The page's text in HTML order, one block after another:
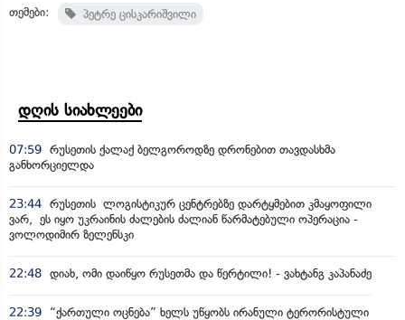
თემები: პეტრე ცისკარიშვილი
დღის სიახლეები
07:59 რუსეთის ქალაქ ბელგოროდზე დრონებით თავდასხმა
განხორციელდა
23:44 რუსეთის ლოგისტიკურ ცენტრებზე დარტყმებით კმაყოფილი
ვარ, ეს იყო უკრაინის ძალების ძალიან წარმატებული ოპერაცია -
ვოლოდიმირ ზელენსკი
22:48 დიახ, ომი დაიწყო რუსეთმა და წერტილი! - ვახტანგ კაპანაძე
22:39 “ქართული ოცნება” ხელს უწყობს ირანული ტერორისტული